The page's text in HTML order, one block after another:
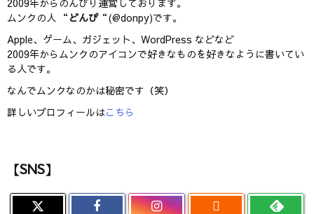
ムンクの人 “ どんぴ“(@donpy)です。
Apple、ゲーム、ガジェット、WordPress などなど
2009年からムンクのアイコンで好きなものを好きなように書いてい
る人です。
なんでムンクなのかは秘密です（笑）
詳しいプロフィールはこちら
【SNS】
